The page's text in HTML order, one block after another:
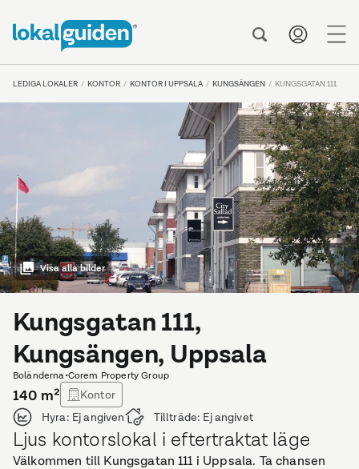
LEDIGA LOKALER KONTOR KONTOR I UPPSALA KUNGSÄNGEN KUNGSGATAN 111
Visa alla bilder
Kungsgatan 111,
Kungsängen, Uppsala
Boländerna•Corem Property Group
140 m²
Kontor
Hyra: Ej angiven Tillträde: Ej angivet
Ljus kontorslokal i eftertraktat läge
Välkommen till Kungsgatan 111 i Uppsala. Ta chansen